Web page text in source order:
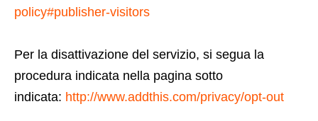
policy#publisher-visitors
Per la disattivazione del servizio, si segua la
procedura indicata nella pagina sotto
indicata: http://www.addthis.com/privacy/opt-out